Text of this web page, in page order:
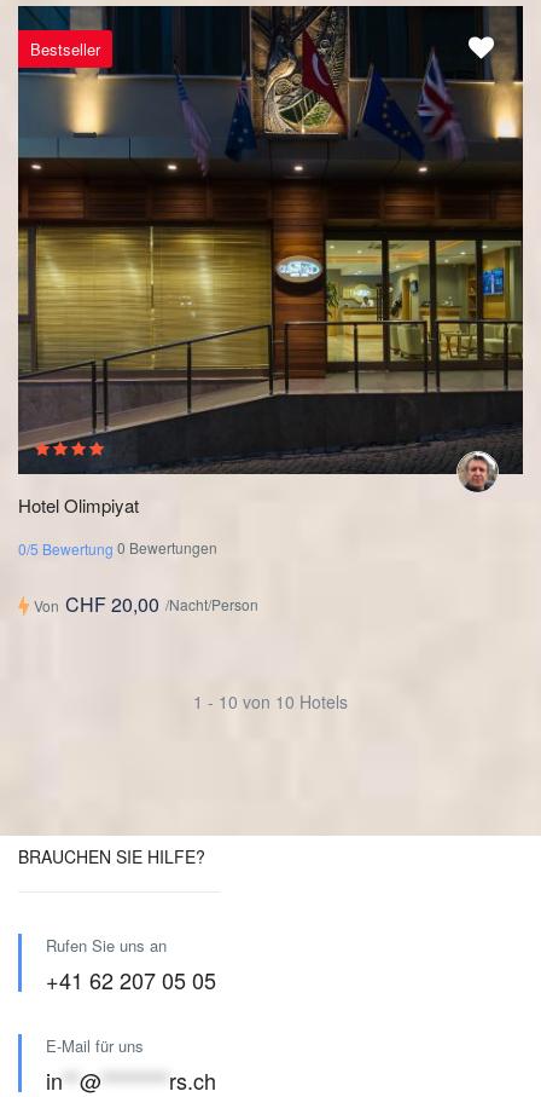
Bestseller
Hotel Olimpiyat
0/5 Bewertung 0 Bewertungen
Von CHF 20,00 /Nacht/Person
1 - 10 von 10 Hotels
BRAUCHEN SIE HILFE?
Rufen Sie uns an
+41 62 207 05 05
E-Mail für uns
in @ ******** rs.ch